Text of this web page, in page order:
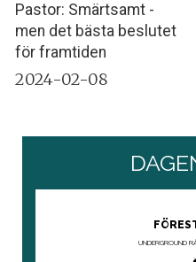
Pastor: Smärtsamt -
men det bästa beslutet
för framtiden
2024-02-08